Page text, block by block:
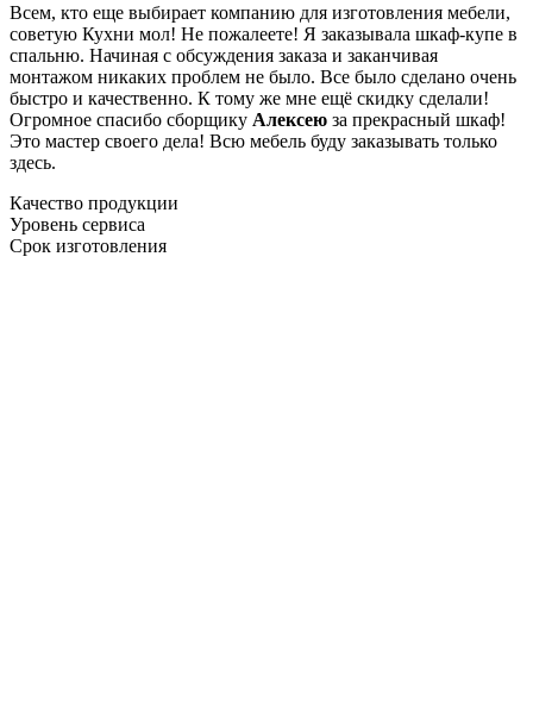
Всем, кто еще выбирает компанию для изготовления мебели,
советую Кухни мол! Не пожалеете! Я заказывала шкаф-купе в
спальню. Начиная с обсуждения заказа и заканчивая
монтажом никаких проблем не было. Все было сделано очень
быстро и качественно. К тому же мне ещё скидку сделали!
Огромное спасибо сборщику Алексею за прекрасный шкаф!
Это мастер своего дела! Всю мебель буду заказывать только
здесь.
Качество продукции
Уровень сервиса
Срок изготовления